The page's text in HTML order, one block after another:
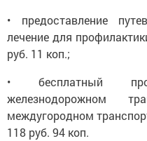
• предоставление
лечение для
руб. 11 коп.;
• бесплатный
железнодорожном
междугородном
118 руб. 94 коп.